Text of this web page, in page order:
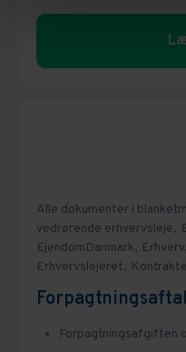
Alle dokumenter i
vedrørende erhvervsleje,
EjendomDanmark, Erhverv,
Erhvervslejeret,
Forpagtningsafgiften